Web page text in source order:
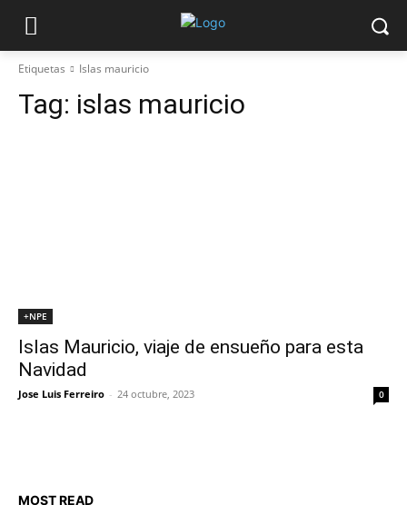
Etiquetas Islas mauricio
Tag: islas mauricio
+NPE
Islas Mauricio, viaje de ensueño para esta
Navidad
Jose Luis Ferreiro - 24 octubre, 2023 0
MOST READ